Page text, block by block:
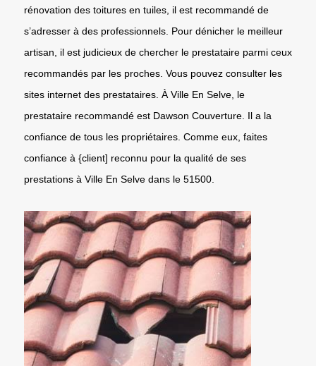
rénovation des toitures en tuiles, il est recommandé de
s’adresser à des professionnels. Pour dénicher le meilleur
artisan, il est judicieux de chercher le prestataire parmi ceux
recommandés par les proches. Vous pouvez consulter les
sites internet des prestataires. À Ville En Selve, le
prestataire recommandé est Dawson Couverture. Il a la
confiance de tous les propriétaires. Comme eux, faites
confiance à {client] reconnu pour la qualité de ses
prestations à Ville En Selve dans le 51500.